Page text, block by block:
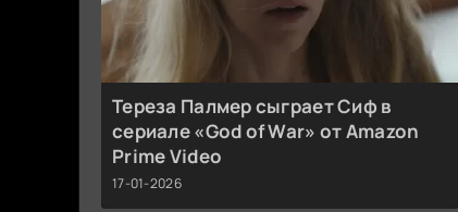
Тереза Палмер сыграет Сиф в
сериале «God of War» от Amazon
Prime Video
17-01-2026